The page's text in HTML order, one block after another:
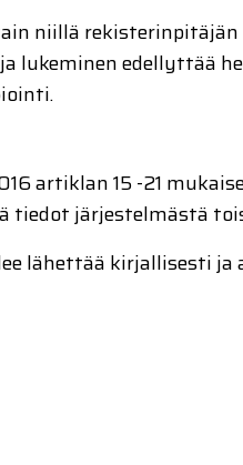
niillä
lukeminen edellyttää
artiklan 15 -21
järjestelmästä
lähettää kirjallisesti